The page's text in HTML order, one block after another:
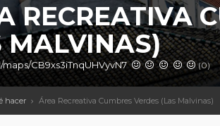
RECREATIVA
MALVINAS)
CB9xs3iTnqUHVyvN7 (0)
hacer Área Recreativa Cumbres Verdes (Las Malvinas)